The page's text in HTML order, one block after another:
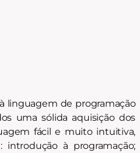
linguagem de programação
uma sólida aquisição dos
fácil e muito intuitiva,
à programação;